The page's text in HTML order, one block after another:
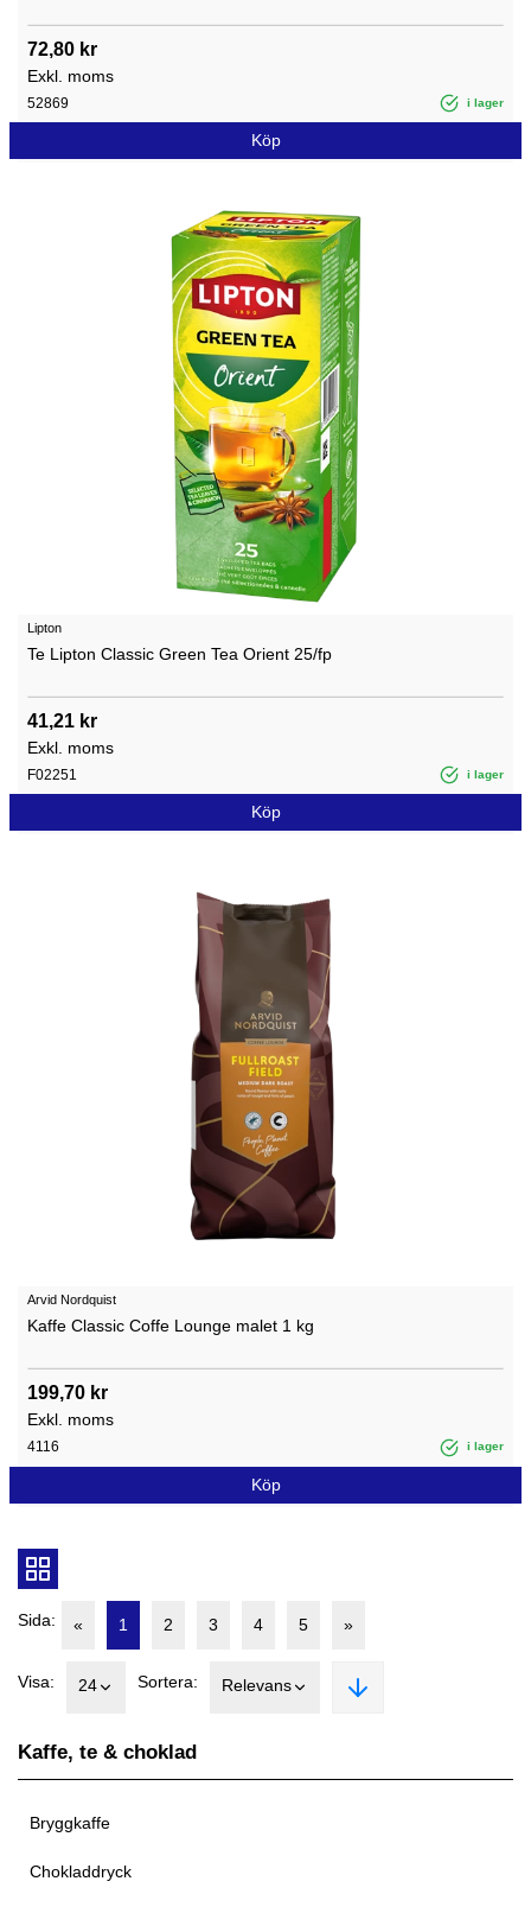
Kaffe, te & choklad
Bryggkaffe
Chokladdryck
72,80 kr
Exkl. moms
52869 i lager
Köp
Lipton
Te Lipton Classic Green Tea Orient 25/fp
41,21 kr
Exkl. moms
F02251 i lager
Köp
Arvid Nordquist
Kaffe Classic Coffe Lounge malet 1 kg
199,70 kr
Exkl. moms
4116 i lager
Köp
Sida: « 1 2 3 4 5 »
Visa: 24 Sortera: Relevans